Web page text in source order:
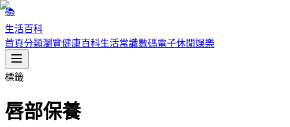
📚
生活百科
首頁分類瀏覽健康百科生活常識數碼電子休閒娛樂
標籤
唇部保養